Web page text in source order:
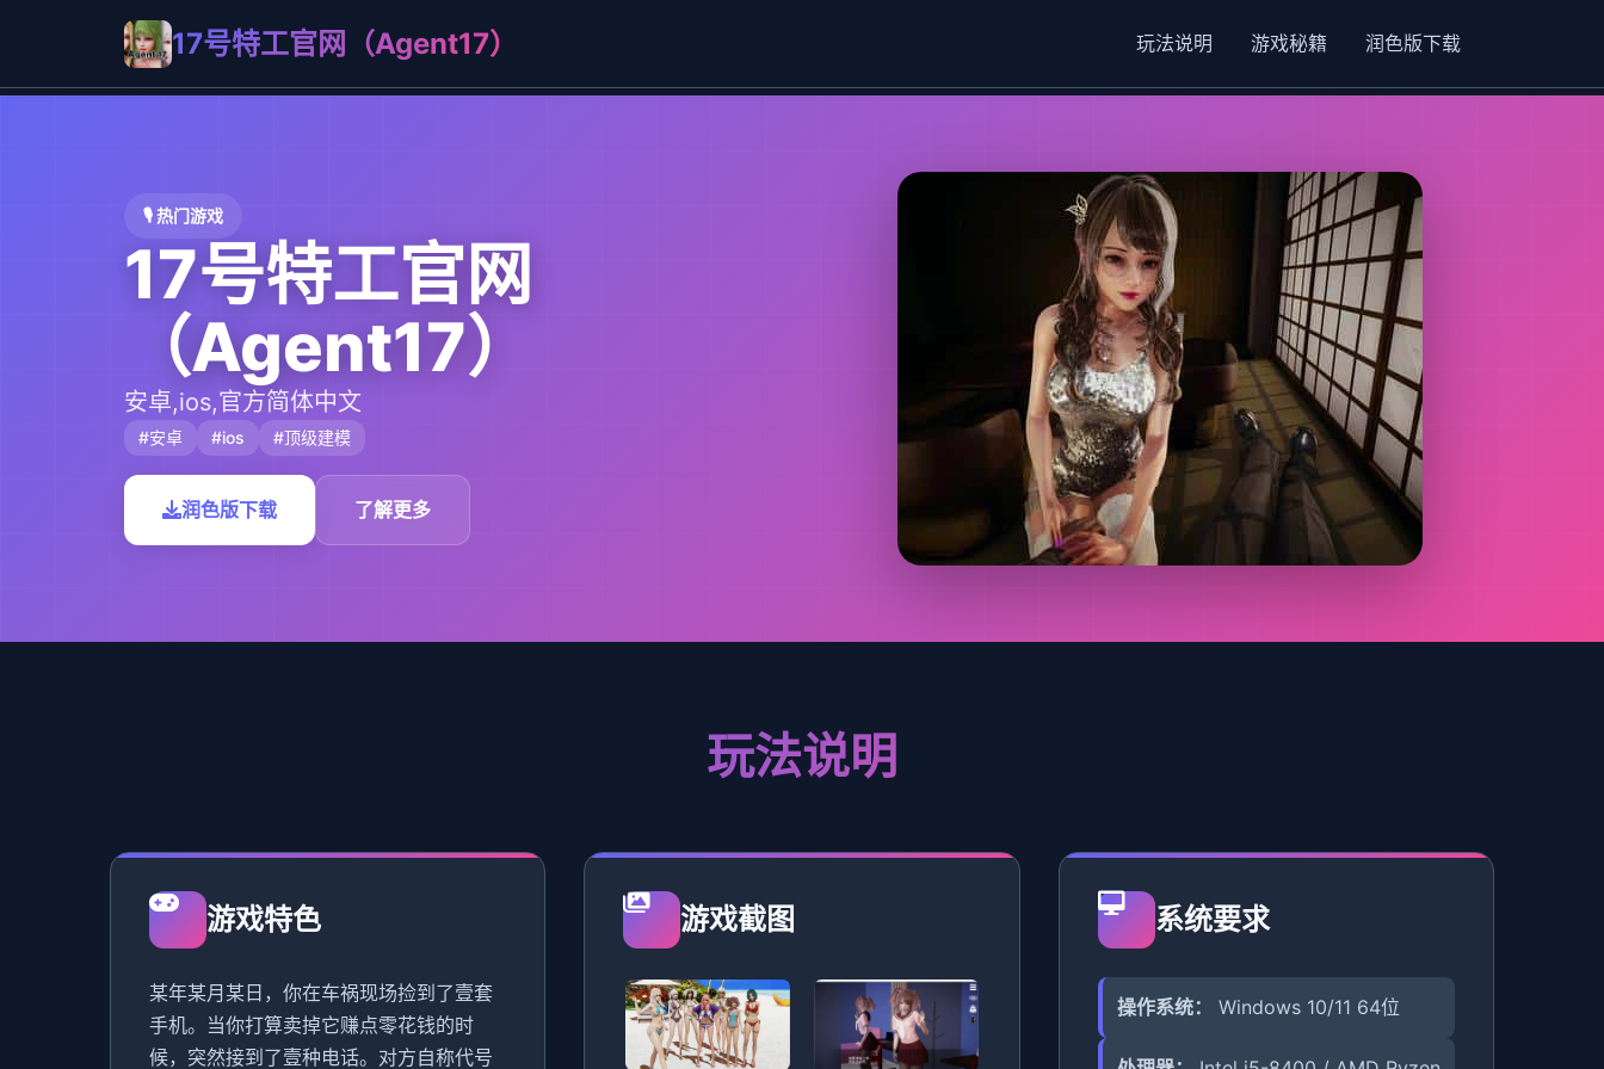
17号特工官网（Agent17） 玩法说明 游戏秘籍 润色版下载
🎙️ 热门游戏
17号特工官网
（Agent17）
安卓,ios,官方简体中文
#安卓 #ios #顶级建模
润色版下载 了解更多
玩法说明
游戏特色
某年某月某日，你在车祸现场捡到了壹套
手机。当你打算卖掉它赚点零花钱的时
候，突然接到了壹种电话。对方自称代号
游戏截图 系统要求
操作系统： Windows 10/11 64位